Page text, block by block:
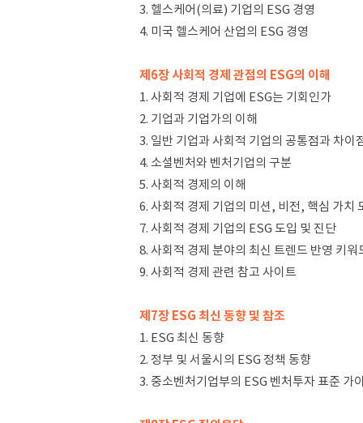
3. 헬스케어(의료) 기업의 ESG 경영
4. 미국 헬스케어 산업의 ESG 경영
제6장 사회적 경제 관점의 ESG의 이해
1. 사회적 경제 기업에 ESG는 기회인가
2. 기업과 기업가의 이해
3. 일반 기업과 사회적 기업의 공통점과 차이
4. 소셜벤처와 벤처기업의 구분
5. 사회적 경제의 이해
6. 사회적 경제 기업의 미션, 비전, 핵심 가치
7. 사회적 경제 기업의 ESG 도입 및 진단
8. 사회적 경제 분야의 최신 트렌드 반영 키워
9. 사회적 경제 관련 참고 사이트
제7장 ESG 최신 동향 및 참조
1. ESG 최신 동향
2. 정부 및 서울시의 ESG 정책 동향
3. 중소벤처기업부의 ESG 벤처투자 표준 가